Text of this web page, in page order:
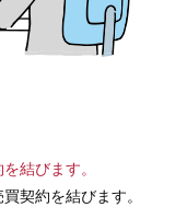
結びます。
契約を結びます。